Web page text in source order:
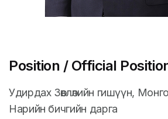
Position / Official
Удирдах Зөвлөлийн гишүүн,
Нарийн бичгийн дарга